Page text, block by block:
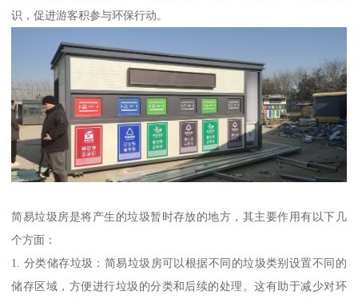
识，促进游客积参与环保行动。
简易垃圾房是将产生的垃圾暂时存放的地方，其主要作用有以下几
个方面：
1. 分类储存垃圾：简易垃圾房可以根据不同的垃圾类别设置不同的
储存区域，方便进行垃圾的分类和后续的处理。这有助于减少对环